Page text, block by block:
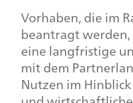
Vorhaben, die im
beantragt
eine langfristige
mit dem
Nutzen im